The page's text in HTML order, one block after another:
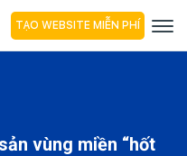
TẠO WEBSITE MIỄN PHÍ
vùng miền “hốt